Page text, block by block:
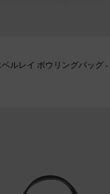
ベルレイ ボウリングバッグ -